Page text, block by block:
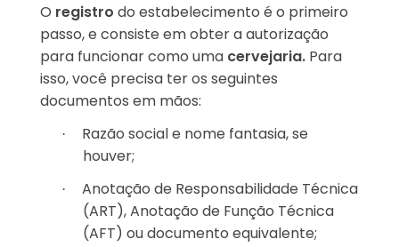
O registro do estabelecimento é o primeiro
passo, e consiste em obter a autorização
para funcionar como uma cervejaria. Para
isso, você precisa ter os seguintes
documentos em mãos:
·
Razão social e nome fantasia, se
houver;
·
Anotação de Responsabilidade Técnica
(ART), Anotação de Função Técnica
(AFT) ou documento equivalente;